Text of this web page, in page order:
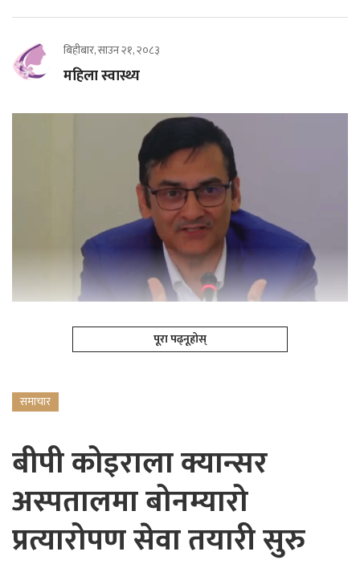
बिहीबार, साउन २१, २०८३
महिला स्वास्थ्य
पूरा पढ्नूहोस्
समाचार
बीपी कोइराला क्यान्सर
अस्पतालमा बोनम्यारो
प्रत्यारोपण सेवा तयारी सुरु